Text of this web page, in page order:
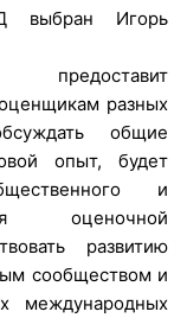
выбран Игорь
разных
общие
опыт, будет
и
оценочной
развитию
сообществом и
международных